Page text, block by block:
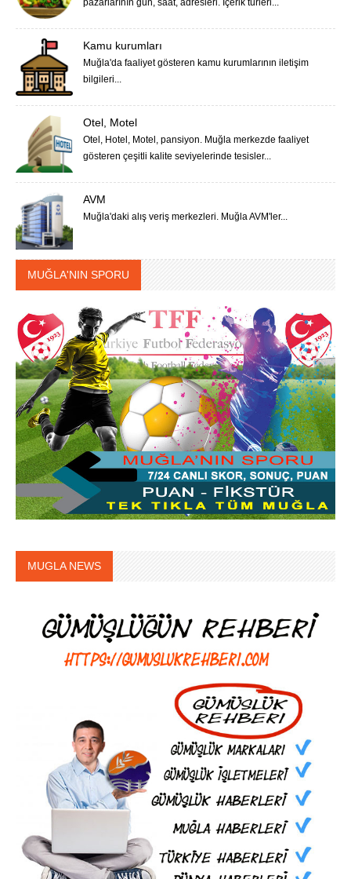
Kamu kurumları
Muğla'da faaliyet gösteren kamu kurumlarının iletişim
bilgileri...
Otel, Motel
Otel, Hotel, Motel, pansiyon. Muğla merkezde faaliyet
gösteren çeşitli kalite seviyelerinde tesisler...
AVM
Muğla'daki alış veriş merkezleri. Muğla AVM'ler...
MUĞLA'NIN SPORU
MUGLA NEWS